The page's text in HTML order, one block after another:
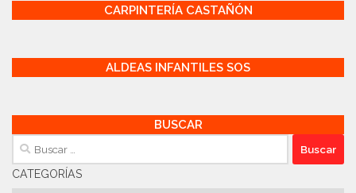
CARPINTERÍA CASTAÑÓN
ALDEAS INFANTILES SOS
BUSCAR
Buscar:
CATEGORÍAS